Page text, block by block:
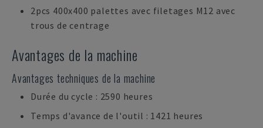
2pcs 400x400 palettes avec filetages M12 avec
trous de centrage
Avantages de la machine
Avantages techniques de la machine
Durée du cycle : 2590 heures
Temps d'avance de l'outil : 1421 heures